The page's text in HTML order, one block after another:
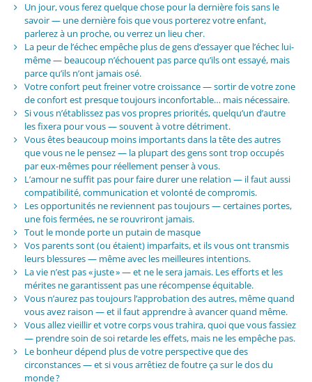
Un jour, vous ferez quelque chose pour la dernière fois sans le
savoir — une dernière fois que vous porterez votre enfant,
parlerez à un proche, ou verrez un lieu cher.
La peur de l’échec empêche plus de gens d’essayer que l’échec lui-
même — beaucoup n’échouent pas parce qu’ils ont essayé, mais
parce qu’ils n’ont jamais osé.
Votre confort peut freiner votre croissance — sortir de votre zone
de confort est presque toujours inconfortable… mais nécessaire.
Si vous n’établissez pas vos propres priorités, quelqu’un d’autre
les fixera pour vous — souvent à votre détriment.
Vous êtes beaucoup moins importants dans la tête des autres
que vous ne le pensez — la plupart des gens sont trop occupés
par eux-mêmes pour réellement penser à vous.
L’amour ne suffit pas pour faire durer une relation — il faut aussi
compatibilité, communication et volonté de compromis.
Les opportunités ne reviennent pas toujours — certaines portes,
une fois fermées, ne se rouvriront jamais.
Tout le monde porte un putain de masque
Vos parents sont (ou étaient) imparfaits, et ils vous ont transmis
leurs blessures — même avec les meilleures intentions.
La vie n’est pas « juste » — et ne le sera jamais. Les efforts et les
mérites ne garantissent pas une récompense équitable.
Vous n’aurez pas toujours l’approbation des autres, même quand
vous avez raison — et il faut apprendre à avancer quand même.
Vous allez vieillir et votre corps vous trahira, quoi que vous fassiez
— prendre soin de soi retarde les effets, mais ne les empêche pas.
Le bonheur dépend plus de votre perspective que des
circonstances — et si vous arrêtiez de foutre ça sur le dos du
monde ?